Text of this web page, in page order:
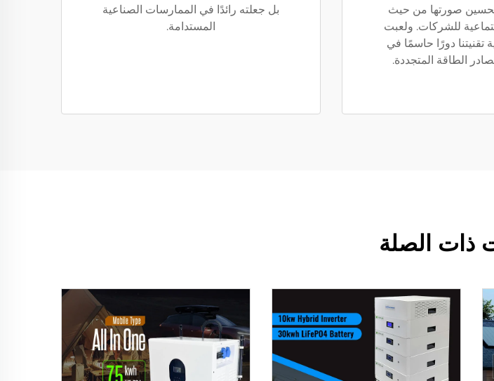
تحسين صورتها من حيث
للشركات. ولعبت
تقنيتنا دورًا حاسمًا في
الطاقة المتجددة.
بل جعلته رائدًا في الممارسات الصناعية
المستدامة.
ذات الصلة